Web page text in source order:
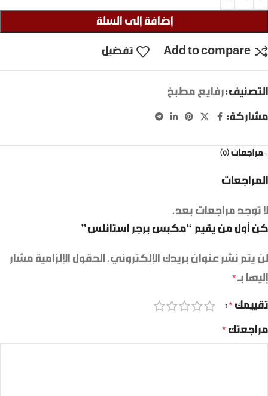
إضافة إلى السلة
Add to compare تفضيل
التصنيف:رفايع مطبخ
مشاركة:
مراجعات (0)
المراجعات
لا توجد مراجعات بعد.
كن أول من يقيم “مكبس برجر استانلس”
لن يتم نشر عنوان بريدك الإلكتروني. الحقول الإلزامية مشار
إليها بـ *
تقييمك *
مراجعتك *